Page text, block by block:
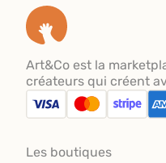
Art&Co est la
créateurs qui créent
Les boutiques